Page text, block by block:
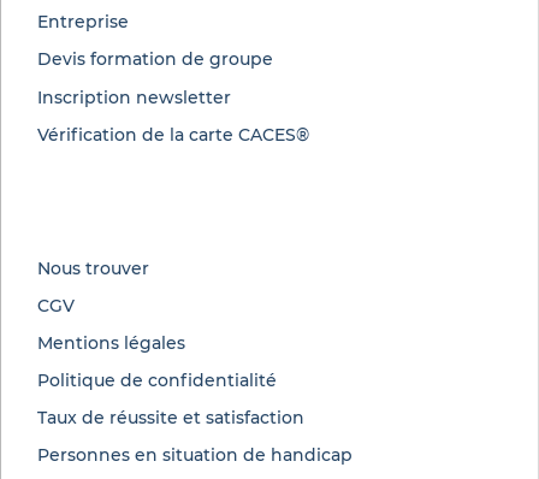
Nous trouver
CGV
Mentions légales
Politique de confidentialité
Taux de réussite et satisfaction
Personnes en situation de handicap
Entreprise
Devis formation de groupe
Inscription newsletter
Vérification de la carte CACES®